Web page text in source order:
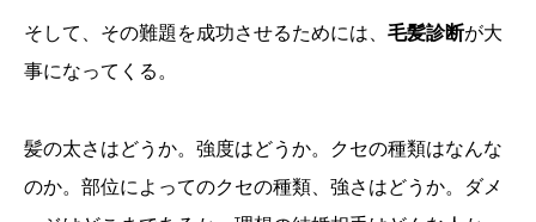
そして、その難題を成功させるためには、 毛髪診断が大
事になってくる。
髪の太さはどうか。強度はどうか。クセの種類はなんな
のか。部位によってのクセの種類、強さはどうか。ダメ